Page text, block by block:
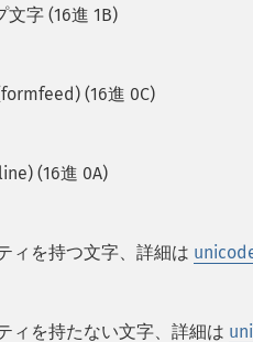
文字 (16進 1B)
(16進 0C)
(16進 0A)
ィを持つ文字、詳細は
ィを持たない文字、詳細は